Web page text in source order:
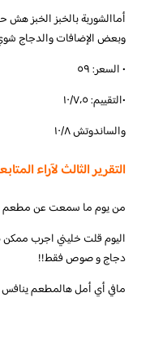
أماالشوربة بالخبز الخبز هش
وبعض الإضافات والدجاج
• السعر: ٥٩
•التقييم: ١٠/٧،٥
والساندوتش ١٠/٨
التقرير الثالث لآراء
‏من يوم ما سمعت عن مطعم
اليوم قلت خليني اجرب ممكن
دجاج و صوص فقط!!
مافي أي أمل هالمطعم